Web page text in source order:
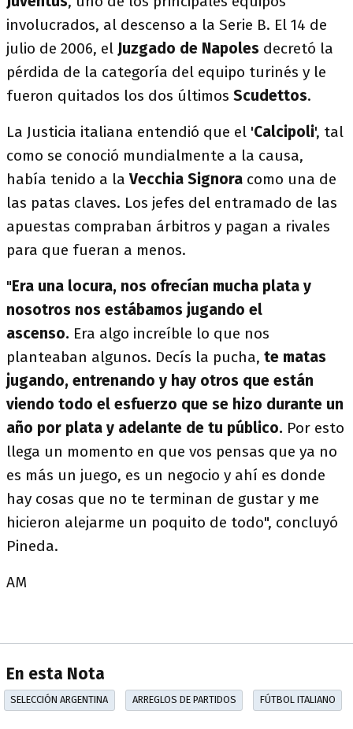
involucrados, al descenso a la Serie B. El 14 de
julio de 2006, el Juzgado de Napoles decretó la
pérdida de la categoría del equipo turinés y le
fueron quitados los dos últimos Scudettos.
La Justicia italiana entendió que el 'Calcipoli', tal
como se conoció mundialmente a la causa,
había tenido a laVecchia Signora como una de
las patas claves. Los jefes del entramado de las
apuestas compraban árbitros y pagan a rivales
para que fueran a menos.
"Era una locura, nos ofrecían mucha plata y
nosotros nos estábamos jugando el
ascenso. Era algo increíble lo que nos
planteaban algunos. Decís la pucha, te matas
jugando, entrenando y hay otros que están
viendo todo el esfuerzo que se hizo durante un
año por plata y adelante de tu público. Por esto
llega un momento en que vos pensas que ya no
es más un juego, es un negocio y ahí es donde
hay cosas que no te terminan de gustar y me
hicieron alejarme un poquito de todo", concluyó
Pineda.
AM
En esta Nota
SELECCIÓN ARGENTINA ARREGLOS DE PARTIDOS FÚTBOL ITALIANO